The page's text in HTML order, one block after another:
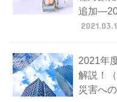
追加
2021年
解説！
災害へ